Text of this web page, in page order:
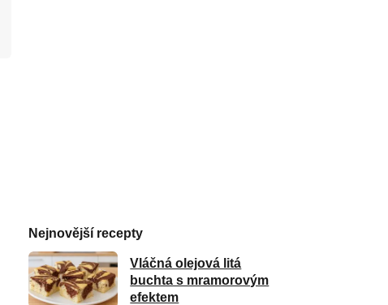
Nejnovější recepty
Vláčná olejová litá
buchta s mramorovým
efektem